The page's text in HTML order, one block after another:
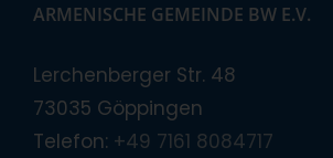
ARMENISCHE GEMEINDE BW E.V.
Lerchenberger Str. 48
73035 Göppingen
Telefon: +49 7161 8084717